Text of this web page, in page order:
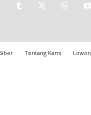
Tentang Kami